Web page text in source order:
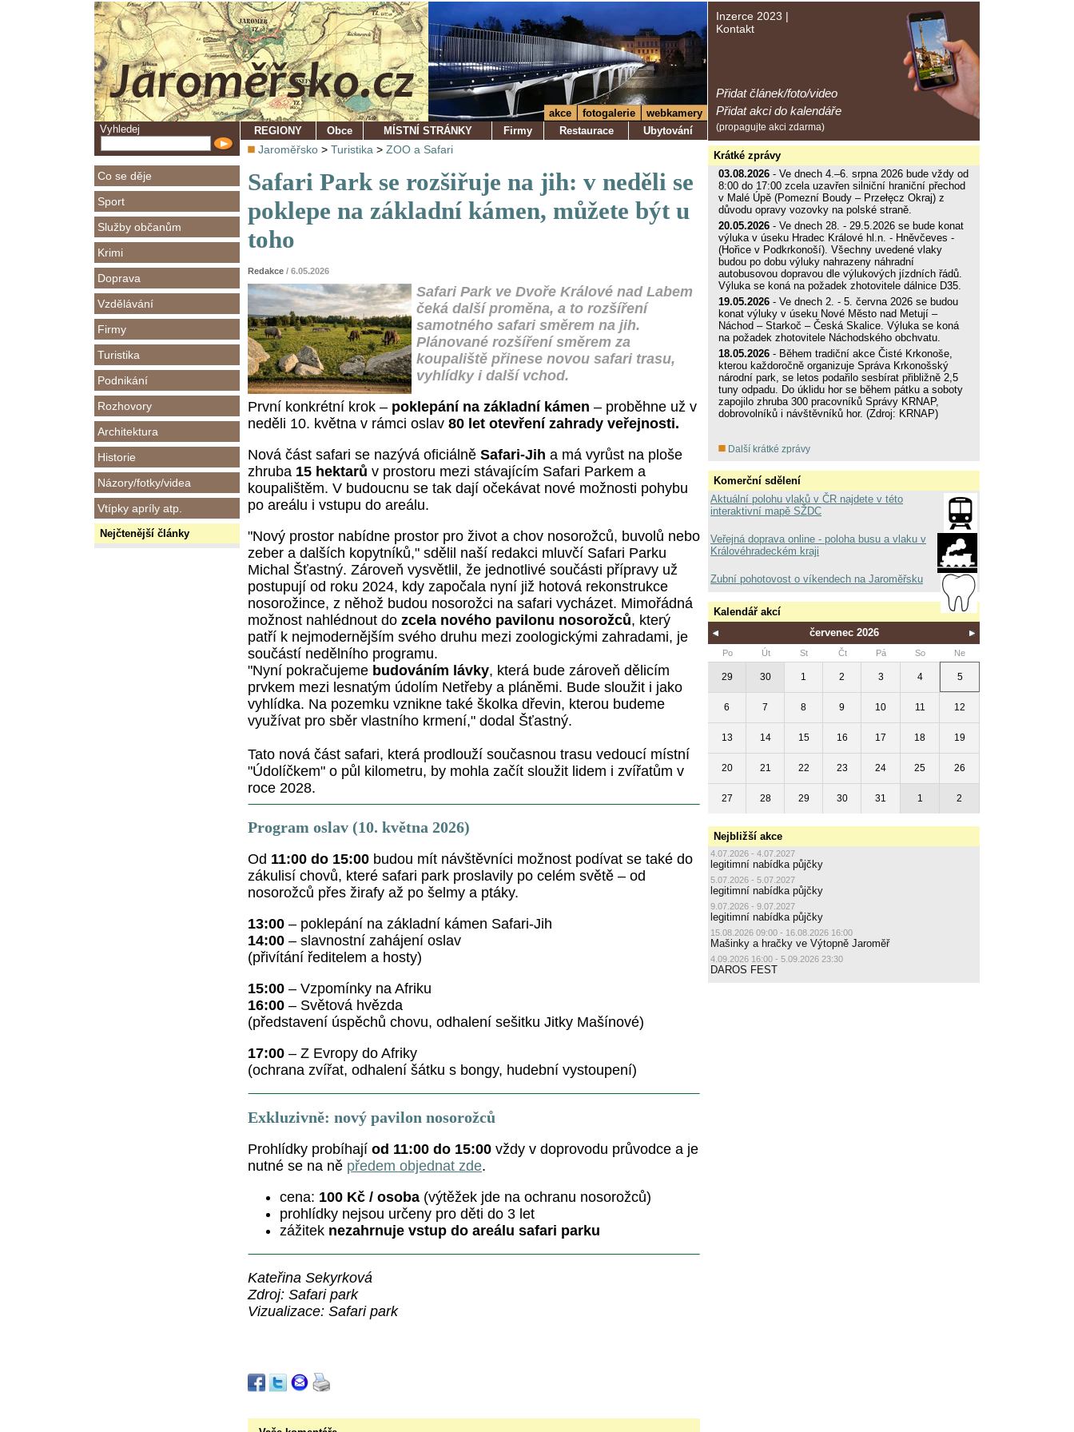
Vyhledej
Co se děje
Sport
Služby občanům
Krimi
Doprava
Vzdělávání
Firmy
Turistika
Podnikání
Rozhovory
Architektura
Historie
Názory/fotky/videa
Vtípky apríly atp.
Nejčtenější články
Inzerce 2023 |
Kontakt
Přidat článek/foto/video
Přidat akci do kalendáře
(propagujte akci zdarma)
akce fotogalerie
webkamery
REGIONY
Obce MÍSTNÍ STRÁNKY Firmy Restaurace Ubytování
Jaroměřsko > Turistika > ZOO a Safari
Safari Park se rozšiřuje na jih: v neděli se
poklepe na základní kámen, můžete být u
toho
Redakce / 6.05.2026
Safari Park ve Dvoře Králové nad Labem
čeká další proměna, a to rozšíření
samotného safari směrem na jih.
Plánované rozšíření směrem za
koupaliště přinese novou safari trasu,
vyhlídky i další vchod.
První konkrétní krok – poklepání na základní kámen – proběhne už v
neděli 10. května v rámci oslav 80 let otevření zahrady veřejnosti.
Nová část safari se nazývá oficiálně Safari-Jih a má vyrůst na ploše
zhruba 15 hektarů v prostoru mezi stávajícím Safari Parkem a
koupalištěm. V budoucnu se tak dají očekávat nové možnosti pohybu
po areálu i vstupu do areálu.
"Nový prostor nabídne prostor pro život a chov nosorožců, buvolů nebo
zeber a dalších kopytníků," sdělil naší redakci mluvčí Safari Parku
Michal Šťastný. Zároveň vysvětlil, že jednotlivé součásti přípravy už
postupují od roku 2024, kdy započala nyní již hotová rekonstrukce
nosorožince, z něhož budou nosorožci na safari vycházet. Mimořádná
možnost nahlédnout do zcela nového pavilonu nosorožců, který
patří k nejmodernějším svého druhu mezi zoologickými zahradami, je
součástí nedělního programu.
"Nyní pokračujeme budováním lávky, která bude zároveň dělicím
prvkem mezi lesnatým údolím Netřeby a pláněmi. Bude sloužit i jako
vyhlídka. Na pozemku vznikne také školka dřevin, kterou budeme
využívat pro sběr vlastního krmení," dodal Šťastný.
Tato nová část safari, která prodlouží současnou trasu vedoucí místní
"Údolíčkem" o půl kilometru, by mohla začít sloužit lidem i zvířatům v
roce 2028.
Program oslav (10. května 2026)
Od 11:00 do 15:00 budou mít návštěvníci možnost podívat se také do
zákulisí chovů, které safari park proslavily po celém světě – od
nosorožců přes žirafy až po šelmy a ptáky.
13:00 – poklepání na základní kámen Safari-Jih
14:00 – slavnostní zahájení oslav
(přivítání ředitelem a hosty)
15:00 – Vzpomínky na Afriku
16:00 – Světová hvězda
(představení úspěchů chovu, odhalení sešitku Jitky Mašínové)
17:00 – Z Evropy do Afriky
(ochrana zvířat, odhalení šátku s bongy, hudební vystoupení)
Exkluzivně: nový pavilon nosorožců
Prohlídky probíhají od 11:00 do 15:00 vždy v doprovodu průvodce a je
nutné se na ně předem objednat zde.
cena: 100 Kč / osoba (výtěžek jde na ochranu nosorožců)
prohlídky nejsou určeny pro děti do 3 let
zážitek nezahrnuje vstup do areálu safari parku
Kateřina Sekyrková
Zdroj: Safari park
Vizualizace: Safari park
Krátké zprávy
03.08.2026 - Ve dnech 4.–6. srpna 2026 bude vždy od
8:00 do 17:00 zcela uzavřen silniční hraniční přechod
v Malé Úpě (Pomezní Boudy – Przełęcz Okraj) z
důvodu opravy vozovky na polské straně.
20.05.2026 - Ve dnech 28. - 29.5.2026 se bude konat
výluka v úseku Hradec Králové hl.n. - Hněvčeves -
(Hořice v Podkrkonoší). Všechny uvedené vlaky
budou po dobu výluky nahrazeny náhradní
autobusovou dopravou dle výlukových jízdních řádů.
Výluka se koná na požadek zhotovitele dálnice D35.
19.05.2026 - Ve dnech 2. - 5. června 2026 se budou
konat výluky v úseku Nové Město nad Metují –
Náchod – Starkoč – Česká Skalice. Výluka se koná
na požadek zhotovitele Náchodského obchvatu.
18.05.2026 - Během tradiční akce Čisté Krkonoše,
kterou každoročně organizuje Správa Krkonošský
národní park, se letos podařilo sesbírat přibližně 2,5
tuny odpadu. Do úklidu hor se během pátku a soboty
zapojilo zhruba 300 pracovníků Správy KRNAP,
dobrovolníků i návštěvníků hor. (Zdroj: KRNAP)
Další krátké zprávy
Komerční sdělení
Aktuální polohu vlaků v ČR najdete v této
interaktivní mapě SŽDC
Veřejná doprava online - poloha busu a vlaku v
Královéhradeckém kraji
Zubní pohotovost o víkendech na Jaroměřsku
Kalendář akcí
červenec 2026
Po Út St Čt Pá So Ne
29 30 1 2 3 4 5
6 7 8 9 10 11 12
13 14 15 16 17 18 19
20 21 22 23 24 25 26
27 28 29 30 31 1 2
Nejbližší akce
4.07.2026 - 4.07.2027
legitimní nabídka půjčky
5.07.2026 - 5.07.2027
legitimní nabídka půjčky
9.07.2026 - 9.07.2027
legitimní nabídka půjčky
15.08.2026 09:00 - 16.08.2026 16:00
Mašinky a hračky ve Výtopně Jaroměř
4.09.2026 16:00 - 5.09.2026 23:30
DAROS FEST